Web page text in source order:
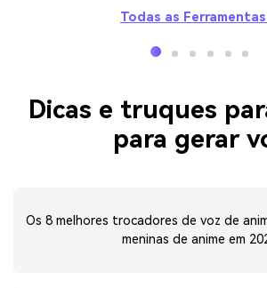
Todas as Ferramentas
Dicas e truques
para gerar
Os 8 melhores trocadores de voz de
meninas de anime em